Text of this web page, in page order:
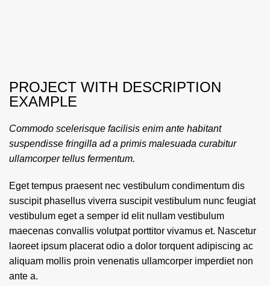
PROJECT WITH DESCRIPTION
EXAMPLE
Commodo scelerisque facilisis enim ante habitant
suspendisse fringilla ad a primis malesuada curabitur
ullamcorper tellus fermentum.
Eget tempus praesent nec vestibulum condimentum dis
suscipit phasellus viverra suscipit vestibulum nunc feugiat
vestibulum eget a semper id elit nullam vestibulum
maecenas convallis volutpat porttitor vivamus et. Nascetur
laoreet ipsum placerat odio a dolor torquent adipiscing ac
aliquam mollis proin venenatis ullamcorper imperdiet non
ante a.